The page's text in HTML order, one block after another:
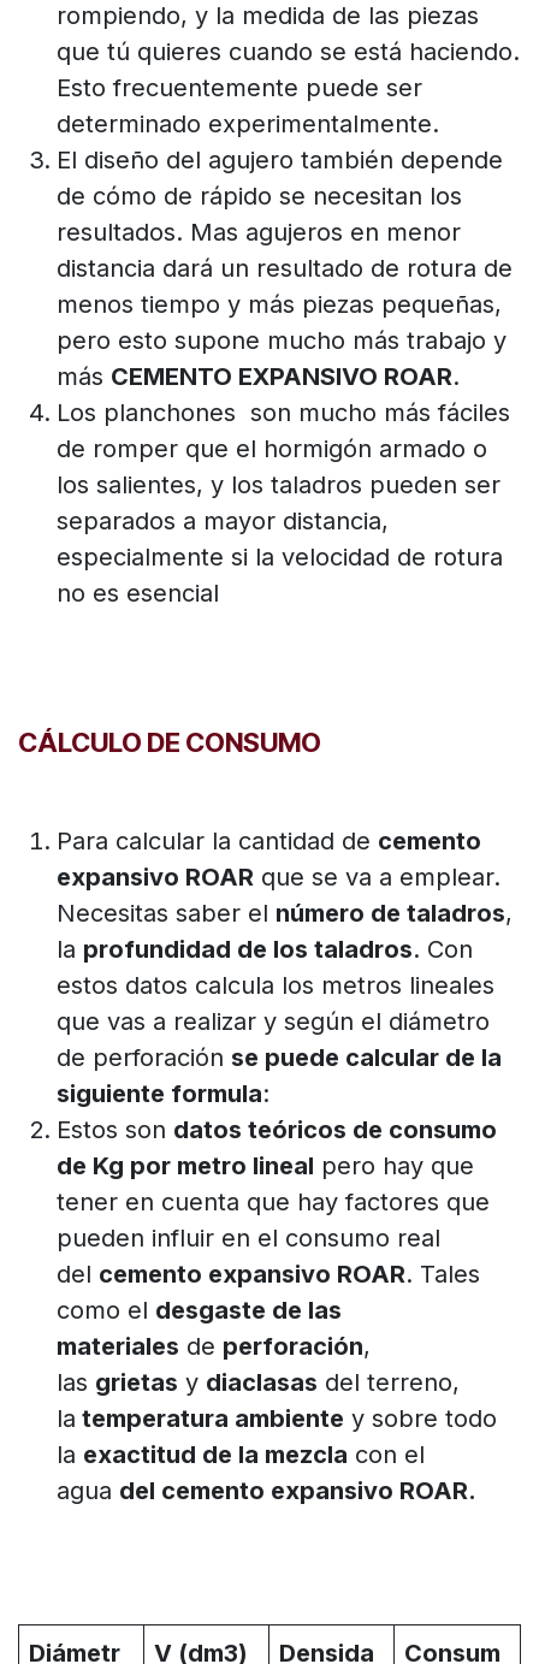
rompiendo, y la medida de las piezas
que tú quieres cuando se está haciendo.
Esto frecuentemente puede ser
determinado experimentalmente.
El diseño del agujero también depende
de cómo de rápido se necesitan los
resultados. Mas agujeros en menor
distancia dará un resultado de rotura de
menos tiempo y más piezas pequeñas,
pero esto supone mucho más trabajo y
más CEMENTO EXPANSIVO ROAR.
Los planchones son mucho más fáciles
de romper que el hormigón armado o
los salientes, y los taladros pueden ser
separados a mayor distancia,
especialmente si la velocidad de rotura
no es esencial
CÁLCULO DE CONSUMO
Para calcular la cantidad de cemento
expansivo ROAR que se va a emplear.
Necesitas saber el número de taladros,
la profundidad de los taladros. Con
estos datos calcula los metros lineales
que vas a realizar y según el diámetro
de perforación se puede calcular de la
siguiente formula:
Estos son datos teóricos de consumo
de Kg por metro lineal pero hay que
tener en cuenta que hay factores que
pueden influir en el consumo real
del cemento expansivo ROAR. Tales
como el desgaste de las
materiales de perforación,
las grietas y diaclasas del terreno,
la temperatura ambiente y sobre todo
la exactitud de la mezcla con el
agua del cemento expansivo ROAR.
Diámetr V (dm3) Densida Consum